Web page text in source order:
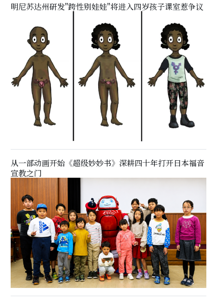
明尼苏达州研发"跨性别娃娃"将进入四岁孩子课室惹争议
从一部动画开始《超级妙妙书》深耕四十年打开日本福音
宣教之门